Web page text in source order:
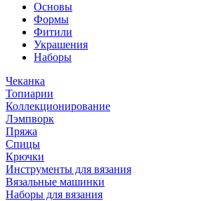
Основы
Формы
Фитили
Украшения
Наборы
Чеканка
Топиарии
Коллекционирование
Лэмпворк
Пряжа
Спицы
Крючки
Инструменты для вязания
Вязальные машинки
Наборы для вязания